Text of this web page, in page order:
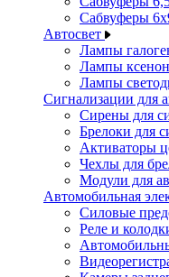
Сабвуферы
Автосвет
Лампы
Лампы
Лампы
Сигнализации для
Сирены для
Брелоки для
Активаторы
Чехлы для
Модули для
Автомобильная
Силовые
Реле и